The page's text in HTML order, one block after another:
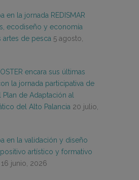
en la jornada REDISMAR
ecodiseño y economía
artes de pesca 5 agosto,
encara sus últimas
la jornada participativa de
de Adaptación al
del Alto Palancia 20 julio,
en la validación y diseño
artístico y formativo
16 junio, 2026